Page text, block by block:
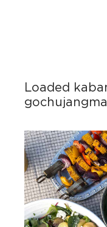
Loaded